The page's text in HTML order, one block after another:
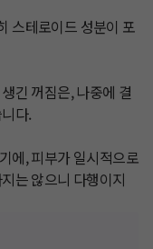
스테로이드 성분이 포
긴 꺼짐은, 나중에 결
다.
에, 피부가 일시적으로
는 않으니 다행이지